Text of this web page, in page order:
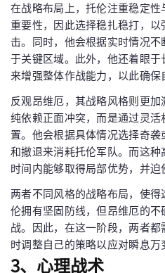
在战略布局上，托伦注重稳定
重要性，因此选择稳扎稳打，
击。同时，他会根据实时情况
于关键区域。此外，他还着眼
来增强整体作战能力，以此确保
反观昂维厄，其战略风格则更
纯依赖正面冲突，而是通过灵
置。他会根据具体情况选择奇
和撤退来消耗托伦军队。而这
时间内能够取得局部优势，并迫
两者不同风格的战略布局，使
伦拥有坚固防线，但昂维厄的
战。因此，在这一阶段，两者
时调整自己的策略以应对瞬息万
3、心理战术